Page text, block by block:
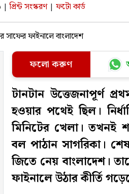
| প্রিন্ট সংস্করণ | ফটো কার্ড
ফলো করুণ
টানটান উত্তেজনাপূর্ণ
হওয়ার পথেই ছিল।
মিনিটের খেলা। তখনই
বল পাঠান সাগরিকা।
জিতে নেয় বাংলাদেশ।
ফাইনালে উঠার কীর্তি